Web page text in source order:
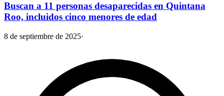
Buscan a 11 personas desaparecidas en Quintana
Roo, incluidos cinco menores de edad
8 de septiembre de 2025·